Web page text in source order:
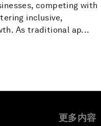
competing with
inclusive,
As traditional ap...
更多内容